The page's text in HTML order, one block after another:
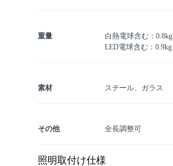
重量
白熱電球含む：0.8kg
LED電球含む：0.9kg
素材 スチール、ガラス
その他 全長調整可
照明取付け仕様